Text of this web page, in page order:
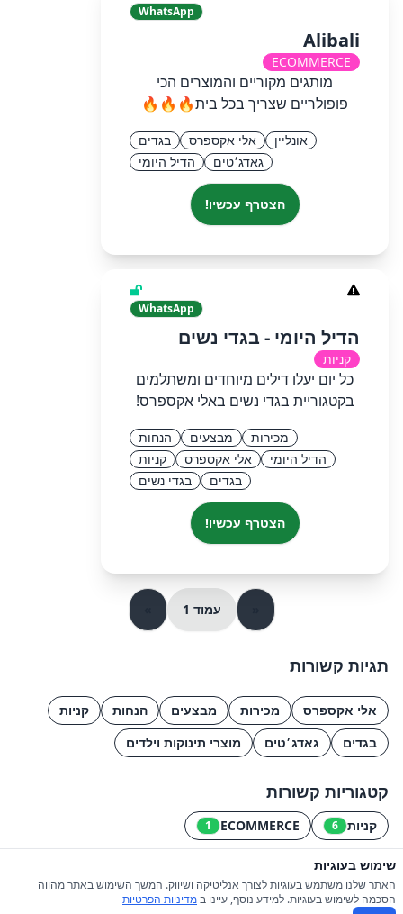
WhatsApp
Alibali
ECOMMERCE
מותגים מקוריים והמוצרים הכי
פופולריים שצריך בכל בית🔥🔥🔥
אונליין אלי אקספרס
בגדים
גאדג׳טים
הדיל היומי
הצטרף עכשיו!
WhatsApp
הדיל היומי - בגדי נשים
קניות
כל יום יעלו דילים מיוחדים ומשתלמים
בקטגוריית בגדי נשים באלי אקספרס!
מכירות מבצעים
הנחות
הדיל היומי
אלי אקספרס
קניות
בגדים
בגדי נשים
הצטרף עכשיו!
עמוד 1
תגיות קשורות
אלי אקספרס מכירות מבצעים הנחות
קניות
בגדים
גאדג׳טים מוצרי תינוקות וילדים
קטגוריות קשורות
קניות 6
ECOMMERCE
1
© 2026 כל הזכויות שמורות ל-iGroupsIL
שימוש בעוגיות
האתר שלנו משתמש בעוגיות לצורך אנליטיקה ושיווק. המשך השימוש באתר מהווה
הסכמה לשימוש בעוגיות. למידע נוסף, עיינו במדיניות הפרטיות